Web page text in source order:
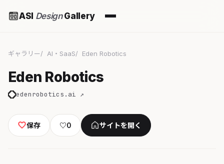
ASI DesignGallery
ギャラリー AI・SaaS Eden Robotics
Eden Robotics
edenrobotics.ai ↗
保存 ♡0 サイトを開く